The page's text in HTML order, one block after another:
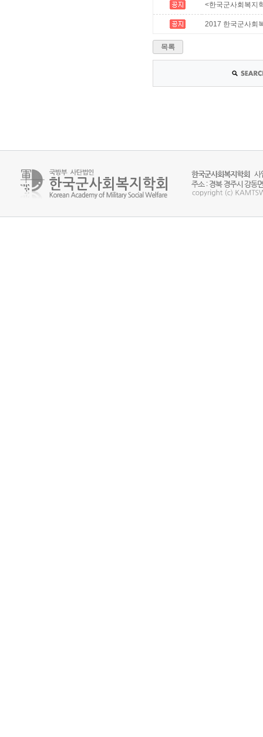
<한국군사회복지
2017 한국군사회
목록